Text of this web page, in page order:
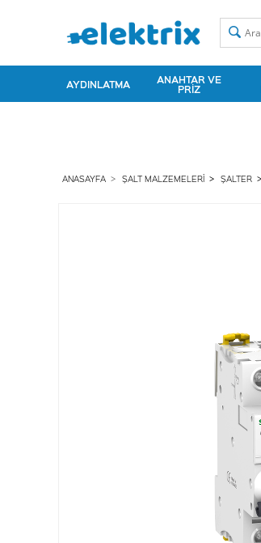
AYDINLATMA ANAHTAR VE
PRIZ
ANASAYFA ŞALT MALZEMELERI ŞALTER